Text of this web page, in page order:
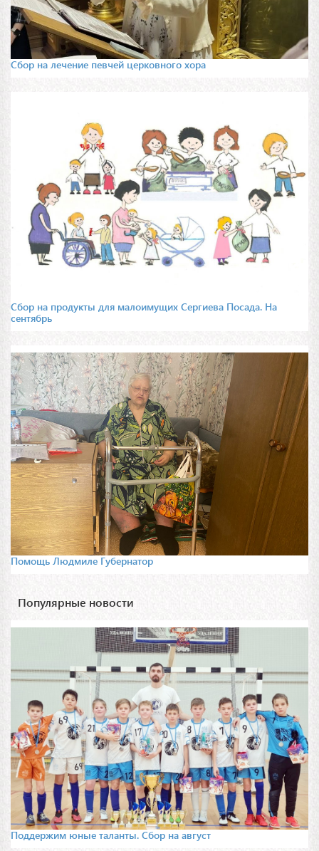
Сбор на лечение певчей церковного хора
Сбор на продукты для малоимущих Сергиева Посада. На
сентябрь
Помощь Людмиле Губернатор
Популярные новости
Поддержим юные таланты. Сбор на август